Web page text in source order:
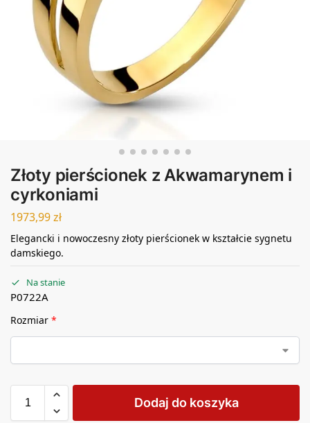
Złoty pierścionek z Akwamarynem i
cyrkoniami
1973,99zł
Elegancki i nowoczesny złoty pierścionek w kształcie sygnetu
damskiego.
Na stanie
P0722A
Rozmiar *
Dodaj do koszyka